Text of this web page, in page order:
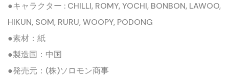
●キャラクター : CHILLI, ROMY, YOCHI, BONBON, LAWOO,
HIKUN, SOM, RURU, WOOPY, PODONG
●素材：紙
●製造国：中国
●発売元：(株)ソロモン商事